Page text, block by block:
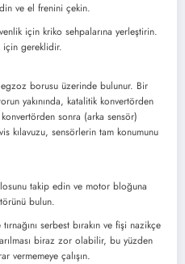
ve el frenini çekin.
için kriko sehpalarına yerleştirin.
için gereklidir.
borusu üzerinde bulunur. Bir
yakınında, katalitik konvertörden
sonra (arka sensör)
kılavuzu, sensörlerin tam konumunu
takip edin ve motor bloğuna
bulun.
serbest bırakın ve fişi nazikçe
biraz zor olabilir, bu yüzden
vermemeye çalışın.